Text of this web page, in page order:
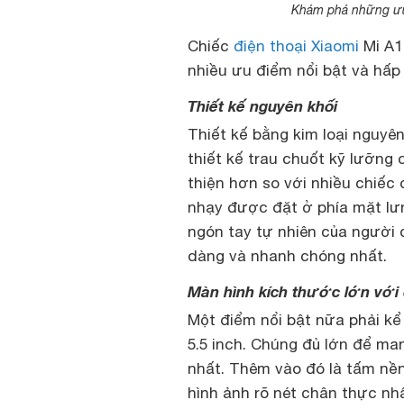
Khám phá những
Chiếc điện thoại Xiaomi Mi
nhiều ưu điểm nổi bật và
Thiết kế nguyên khối
Thiết kế bằng kim loại
thiết kế trau chuốt kỹ lưỡng
thiện hơn so với nhiều chiếc
nhạy được đặt ở phía mặt
ngón tay tự nhiên của người
dàng và nhanh chóng nhất.
Màn hình kích thước lớn với
Một điểm nổi bật nữa phải
5.5 inch. Chúng đủ lớn để
nhất. Thêm vào đó là tấm
hình ảnh rõ nét chân thực